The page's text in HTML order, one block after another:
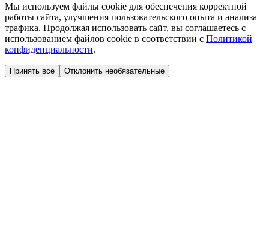
Мы используем файлы cookie для обеспечения корректной
работы сайта, улучшения пользовательского опыта и анализа
трафика. Продолжая использовать сайт, вы соглашаетесь с
использованием файлов cookie в соответствии с Политикой
конфиденциальности.
Принять все Отклонить необязательные